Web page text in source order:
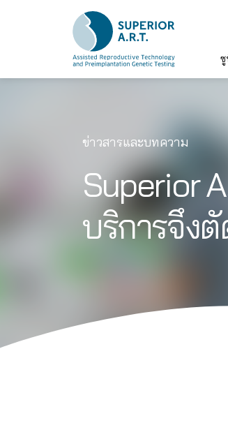
ซู
ข่าวสารและบทความ
Superior
บริการจึงตั